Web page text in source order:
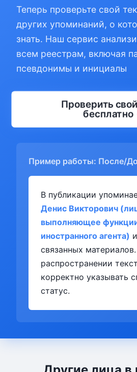
Теперь проверьте свой
других упоминаний, о
знать. Наш сервис
всем реестрам, включая
псевдонимы и инициалы
Проверить
Пример работы: После/До
В публикации
Денис Викторович
выполняющее
иностранного агента)
связанных
распространении
корректно указывать
статус.